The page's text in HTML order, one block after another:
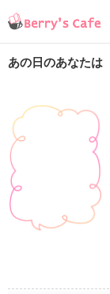
あの日のあなたは